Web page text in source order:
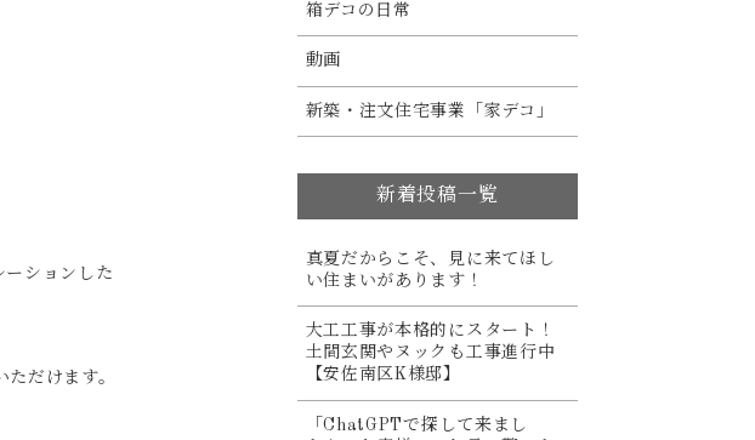
ーションした
だけます。
箱デコの日常
動画
新築・注文住宅事業「家デコ」
新着投稿一覧
真夏だからこそ、見に来てほし
い住まいがあります！
大工工事が本格的にスタート！
土間玄関やヌックも工事進行中
【安佐南区K様邸】
「ChatGPTで探して来まし